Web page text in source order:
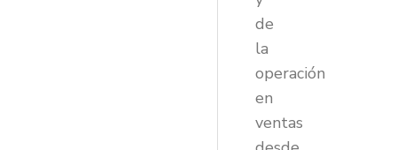
de
la
operación
en
ventas